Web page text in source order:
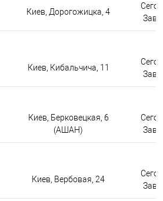
Киев, Дорогожицка, 4
Киев, Кибальчича, 11
Киев, Берковецкая, 6
(АШАН)
Киев, Вербовая, 24